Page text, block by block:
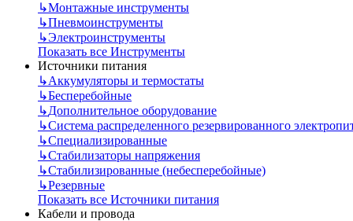
↳Монтажные инструменты
↳Пневмоинструменты
↳Электроинструменты
Показать все Инструменты
Источники питания
↳Аккумуляторы и термостаты
↳Бесперебойные
↳Дополнительное оборудование
↳Система распределенного резервированного
↳Специализированные
↳Стабилизаторы напряжения
↳Стабилизированные (небесперебойные)
↳Резервные
Показать все Источники питания
Кабели и провода